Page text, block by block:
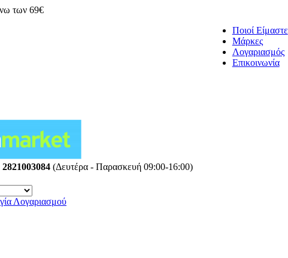
των 69€
Ποιοί Είμαστε
Μάρκες
Λογαριασμός
Επικοινωνία
2821003084 (Δευτέρα - Παρασκευή 09:00-16:00)
Λογαριασμού